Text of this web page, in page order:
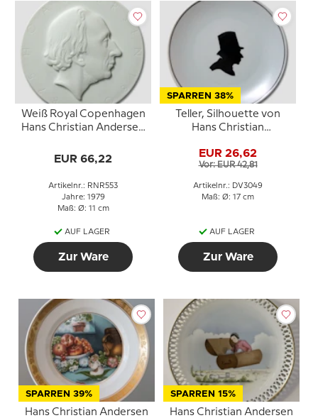
Weiß Royal Copenhagen
Hans Christian Andersen
EUR 66,22
Artikelnr.: RNR553
Jahre: 1979
Maß: Ø: 11 cm
AUF LAGER
Zur Ware
SPARREN 38%
Teller, Silhouette von
Hans Christian
EUR 26,62
Vor: EUR 42,81
Artikelnr.: DV3049
Maß: Ø: 17 cm
AUF LAGER
Zur Ware
SPARREN 39%
Hans Christian Andersen
SPARREN 15%
Hans Christian Andersen